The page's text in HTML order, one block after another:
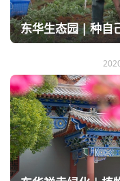
东华生态园 | 种自